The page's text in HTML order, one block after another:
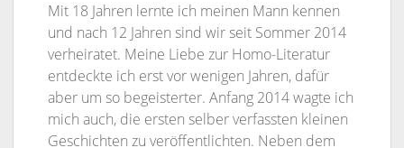
Mit 18 Jahren lernte ich meinen Mann kennen
und nach 12 Jahren sind wir seit Sommer 2014
verheiratet. Meine Liebe zur Homo-Literatur
entdeckte ich erst vor wenigen Jahren, dafür
aber um so begeisterter. Anfang 2014 wagte ich
mich auch, die ersten selber verfassten kleinen
Geschichten zu veröffentlichten. Neben dem